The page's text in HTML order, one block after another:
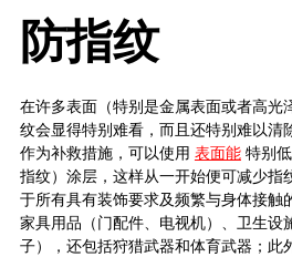
防指纹
在许多表面（特别是金属表面或者高光
纹会显得特别难看，而且还特别难以清
作为补救措施，可以使用 表面能特别
指纹）涂层，这样从一开始便可减少指
于所有具有装饰要求及频繁与身体接触
家具用品（门配件、电视机）、卫生设
子），还包括狩猎武器和体育武器；此